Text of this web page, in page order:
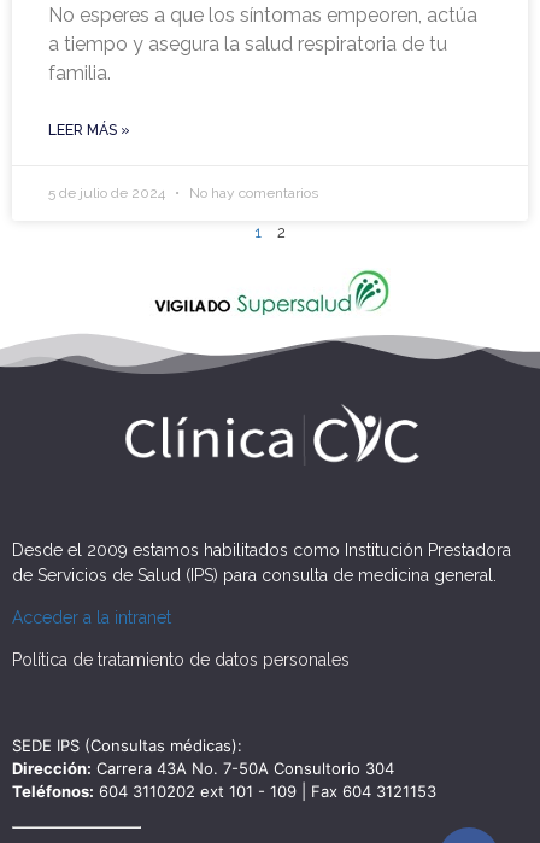
No esperes a que los síntomas empeoren, actúa
a tiempo y asegura la salud respiratoria de tu
familia.
LEER MÁS »
5 de julio de 2024 No hay comentarios
1 2
Desde el 2009 estamos habilitados como Institución Prestadora
de Servicios de Salud (IPS) para consulta de medicina general.
Acceder a la intranet
Política de tratamiento de datos personales
SEDE IPS (Consultas médicas):
Dirección: Carrera 43A No. 7-50A Consultorio 304
Teléfonos: 604 3110202 ext 101 - 109 | Fax 604 3121153